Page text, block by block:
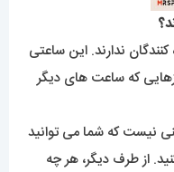
ندارند. این ساعتی
که ساعت های دیگر
نیست که شما می توانید
از طرف دیگر، هر چه